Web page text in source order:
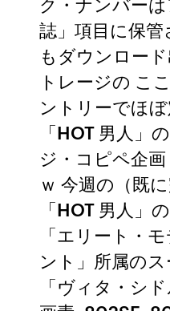
誌」項目に保
もダウンロー
トレージの こ
ントリーでほ
「HOT 男人」
ジ・コピペ企
ｗ 今週の（既
「HOT 男人」
「エリート・
ント」所属の
「ヴィタ・シ